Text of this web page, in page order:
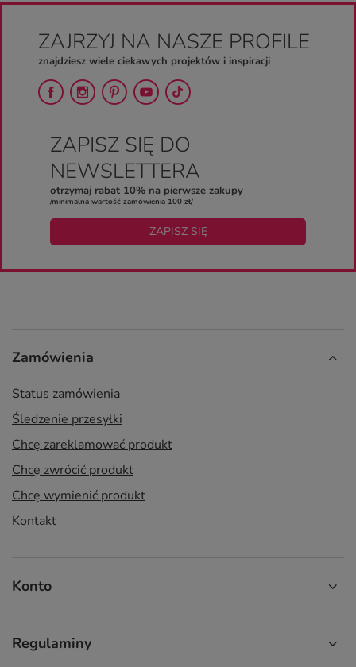
ZAJRZYJ NA NASZE PROFILE
znajdziesz wiele ciekawych projektów i inspiracji
ZAPISZ SIĘ DO
NEWSLETTERA
otrzymaj rabat 10% na pierwsze zakupy
/minimalna wartość zamówienia 100 zł/
ZAPISZ SIĘ
Zamówienia
Status zamówienia
Śledzenie przesyłki
Chcę zareklamować produkt
Chcę zwrócić produkt
Chcę wymienić produkt
Kontakt
Konto
Regulaminy